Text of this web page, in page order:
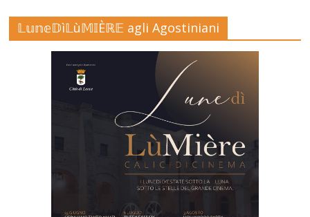
𝕃𝕦𝕟𝕖𝔻ì𝕃ù𝕄𝕀Èℝ𝔼 agli Agostiniani